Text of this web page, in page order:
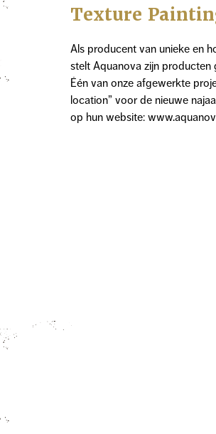
Texture
Als producent van unieke en
stelt Aquanova zijn producten
Één van onze afgewerkte
location” voor de nieuwe
op hun website: